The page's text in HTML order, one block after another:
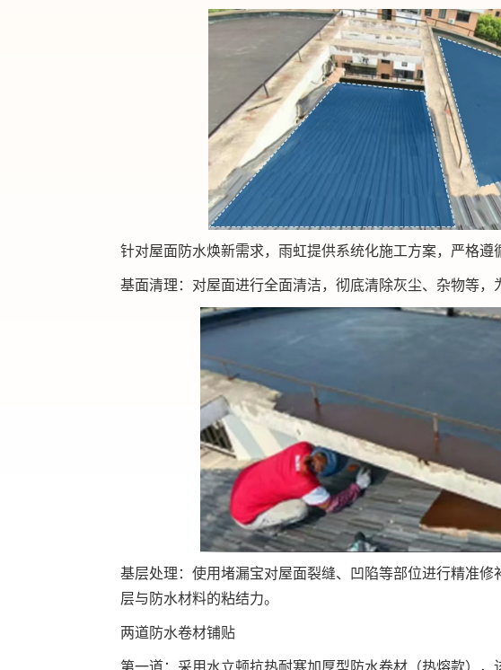
针对屋面防水焕新需求，雨虹提供系统化施工方案，严格遵
基面清理：对屋面进行全面清洁，彻底清除灰尘、杂物等，
基层处理：使用堵漏宝对屋面裂缝、凹陷等部位进行精准
层与防水材料的粘结力。
两道防水卷材铺贴
第一道：采用水立顿抗热耐寒加厚型防水卷材（热熔款）